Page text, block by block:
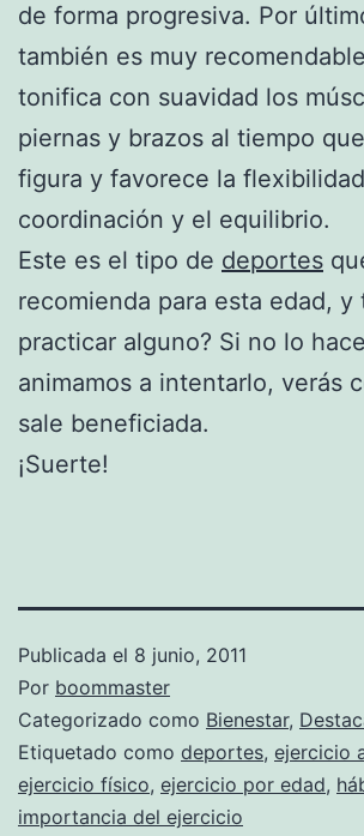
de forma progresiva. Por
también es muy
tonifica con suavidad los
piernas y brazos al tiempo
figura y favorece la
coordinación y el equilibrio.
Este es el tipo de deportes
recomienda para esta edad, y
practicar alguno? Si no lo
animamos a intentarlo, verás
sale beneficiada.
¡Suerte!
Publicada el 8 junio, 2011
Por boommaster
Categorizado como Bienestar,
Etiquetado como deportes, ejercicio
ejercicio físico, ejercicio por edad,
importancia del ejercicio